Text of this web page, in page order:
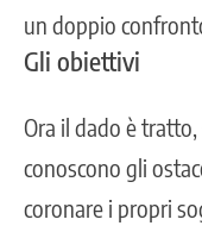
un doppio
Gli obiettivi
Ora il dado è
conoscono gli
coronare i propri